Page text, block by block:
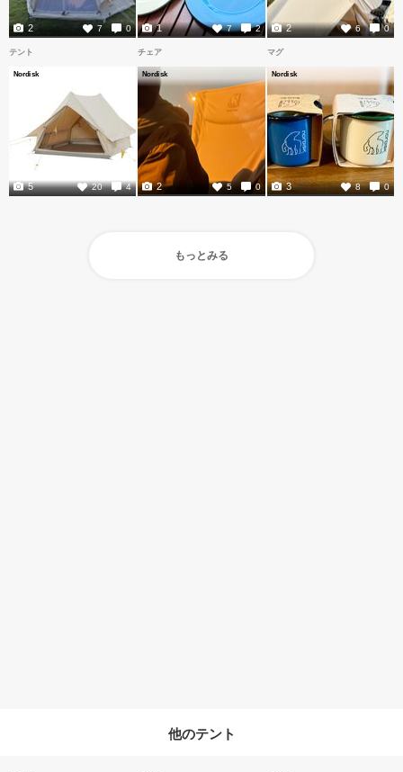
7 0
2 7 2
1 6 0
2
テント
Nordisk
20 4
5
チェア
Nordisk
5 0
2
マグ
Nordisk
8 0
3
もっとみる
他のテント